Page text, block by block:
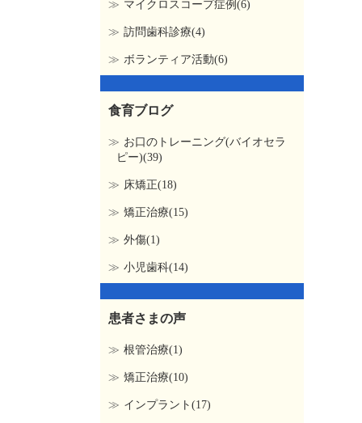
マイクロスコープ症例(6)
訪問歯科診療(4)
ボランティア活動(6)
食育ブログ
お口のトレーニング(バイオセラ
ピー)(39)
床矯正(18)
矯正治療(15)
外傷(1)
小児歯科(14)
患者さまの声
根管治療(1)
矯正治療(10)
インプラント(17)